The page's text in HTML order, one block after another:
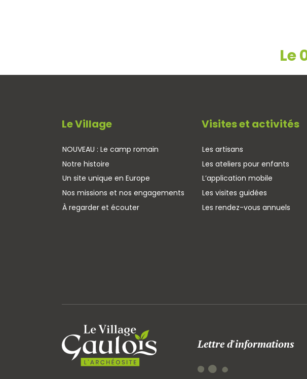
Le
Le Village
NOUVEAU : Le camp romain
Notre histoire
Un site unique en Europe
Nos missions et nos engagements
À regarder et écouter
Visites et activités
Les artisans
Les ateliers pour enfants
L’application mobile
Les visites guidées
Les rendez-vous annuels
Lettre d'informations